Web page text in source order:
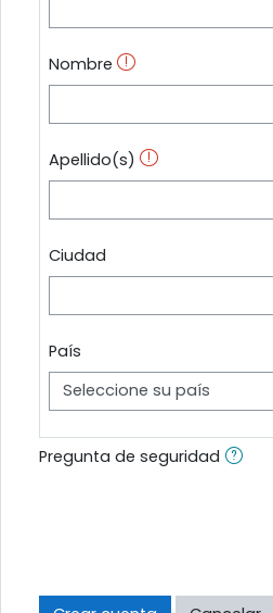
Nombre
Apellido(s)
Ciudad
País
Pregunta de seguridad